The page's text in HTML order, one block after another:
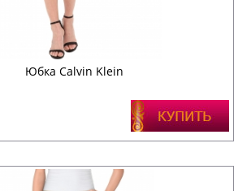
Юбка Calvin Klein